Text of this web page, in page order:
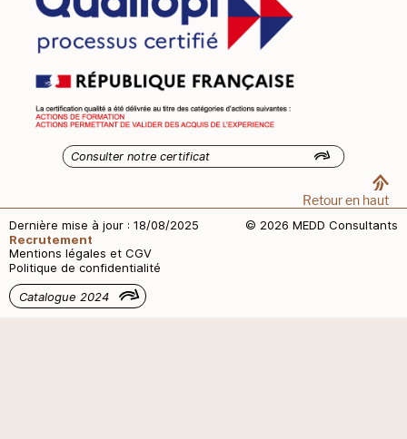
Consulter notre certificat
Retour en haut
Dernière mise à jour : 18/08/2025
© 2026 MEDD Consultants
Recrutement
Mentions légales et CGV
Politique de confidentialité
Catalogue 2024